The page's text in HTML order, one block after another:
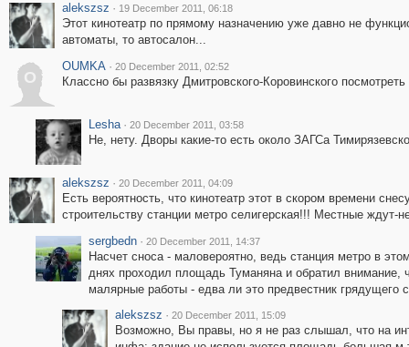
alekszsz · 19 December 2011, 06:18
Этот кинотеатр по прямому назначению уже давно не
автоматы, то автосалон...
O
OUMKA · 20 December 2011, 02:52
Классно бы развязку Дмитровского-Коровинского
Lesha · 20 December 2011, 03:58
Не, нету. Дворы какие-то есть около ЗАГСа
alekszsz · 20 December 2011, 04:09
Есть вероятность, что кинотеатр этот в скором времени
строительству станции метро селигерская!!! Местные ждут-
sergbedn · 20 December 2011, 14:37
Насчет сноса - маловероятно, ведь станция метро в
днях проходил площадь Туманяна и обратил внимание,
малярные работы - едва ли это предвестник грядущего
alekszsz · 20 December 2011, 15:09
Возможно, Вы правы, но я не раз слышал, что на